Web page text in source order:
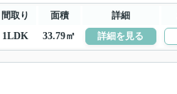
間取り 面積 詳細
1LDK 33.79㎡ 詳細を見る